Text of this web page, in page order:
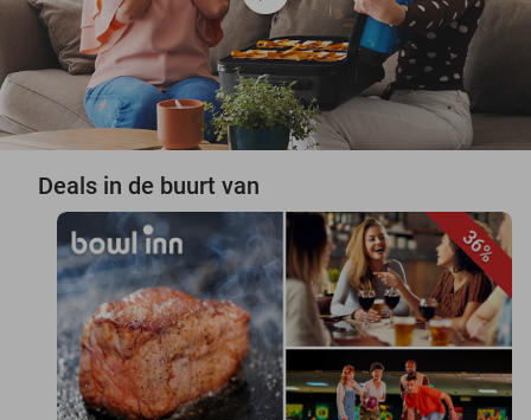
Deals in de buurt van
36%